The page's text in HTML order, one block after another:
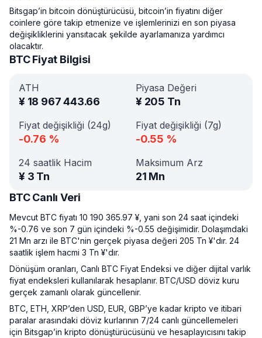
Bitsgap’in bitcoin dönüştürücüsü, bitcoin’in fiyatını diğer
coinlere göre takip etmenize ve işlemlerinizi en son piyasa
değişikliklerini yansıtacak şekilde ayarlamanıza yardımcı
olacaktır.
BTC Fiyat Bilgisi
ATH
¥ 18 967 443.66
Piyasa Değeri
¥ 205 Tn
Fiyat değişikliği (24g)
-0.76 %
Fiyat değişikliği (7g)
-0.55 %
24 saatlik Hacim
¥ 3 Tn
Maksimum Arz
21 Mn
BTC Canlı Veri
Mevcut BTC fiyatı 10 190 365.97 ¥, yani son 24 saat içindeki
%-0.76 ve son 7 gün içindeki %-0.55 değişimidir. Dolaşımdaki
21 Mn arzı ile BTC'nin gerçek piyasa değeri 205 Tn ¥'dır. 24
saatlik işlem hacmi 3 Tn ¥'dır.
Dönüşüm oranları, Canlı BTC Fiyat Endeksi ve diğer dijital varlık
fiyat endeksleri kullanılarak hesaplanır. BTC/USD döviz kuru
gerçek zamanlı olarak güncellenir.
BTC, ETH, XRP’den USD, EUR, GBP’ye kadar kripto ve itibari
paralar arasındaki döviz kurlarının 7/24 canlı güncellemeleri
için Bitsgap’in kripto dönüştürücüsünü ve hesaplayıcısını takip